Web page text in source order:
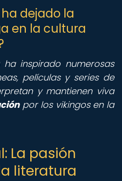
dejado la
en la cultura
inspirado numerosas
películas y series de
y mantienen viva
por los vikingos en la
La pasión
literatura